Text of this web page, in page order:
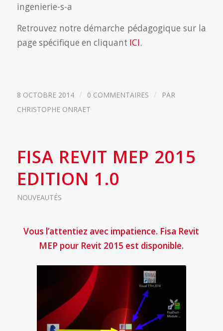
ingenierie-s-a
Retrouvez notre démarche pédagogique sur la
page spécifique en cliquant ICI.
8 OCTOBRE 2014 / 0 COMMENTAIRES /
PAR
CHRISTOPHE ONRAET
FISA REVIT MEP 2015
EDITION 1.0
NOUVEAUTÉS
Vous l’attentiez avec impatience. Fisa Revit
MEP pour Revit 2015 est disponible.